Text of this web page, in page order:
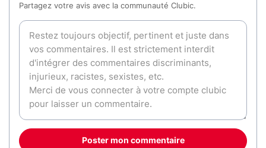
Partagez votre avis avec la communauté Clubic.
Poster mon commentaire